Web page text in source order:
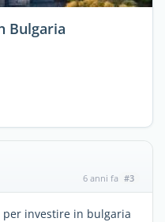
Bulgaria
6 anni fa #3
per investire in bulgaria